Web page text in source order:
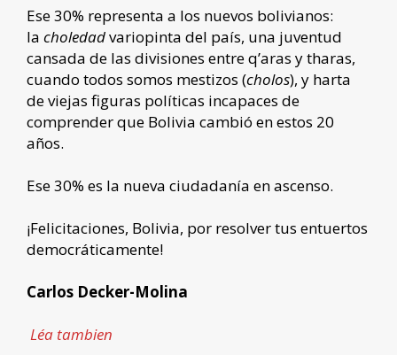
Ese 30% representa a los nuevos bolivianos:
la choledadvariopinta del país, una juventud
cansada de las divisiones entre q’aras y tharas,
cuando todos somos mestizos (cholos), y harta
de viejas figuras políticas incapaces de
comprender que Bolivia cambió en estos 20
años.
Ese 30% es la nueva ciudadanía en ascenso.
¡Felicitaciones, Bolivia, por resolver tus entuertos
democráticamente!
Carlos Decker-Molina
Léa tambien